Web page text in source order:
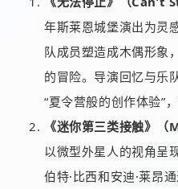
年斯莱恩城堡演出为灵
队成员塑造成木偶形象
的冒险。导演回忆与乐
“夏令营般的创作体验”
《迷你第三类接触》
以微型外星人的视角呈
伯特·比西和安迪·莱昂